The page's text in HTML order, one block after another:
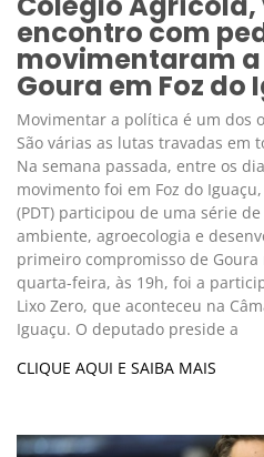
encontro com
movimentaram
Goura em Foz do
Movimentar a política é um dos
São várias as lutas travadas em
Na semana passada, entre os
movimento foi em Foz do
(PDT) participou de uma série
ambiente, agroecologia e
primeiro compromisso de
quarta-feira, às 19h, foi a
Lixo Zero, que aconteceu na
Iguaçu. O deputado preside a
CLIQUE AQUI E SAIBA MAIS